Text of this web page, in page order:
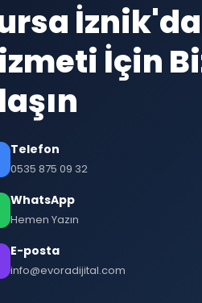
İznik'da
İçin
Telefon
0535 875 09 32
WhatsApp
Hemen Yazın
E-posta
info@evoradijital.com